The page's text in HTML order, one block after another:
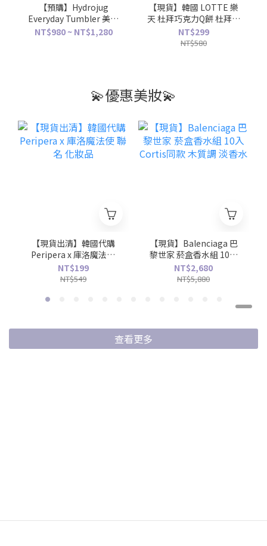
【預購】Hydrojug
Everyday Tumbler 美國
專利 陶瓷保溫 防漏吸管
NT$980 ~ NT$1,280
【現貨】韓國 LOTTE 樂
天 杜拜巧克力Q餅 杜拜巧
克力麻糬派 300g 10入/
盒
NT$299
NT$580
💫優惠美妝💫
【現貨出清】韓國代購
Peripera x 庫洛魔法使
聯名 化妝品
NT$199
NT$549
【現貨】Balenciaga 巴
黎世家 菸盒香水組 10入
Cortis同款 木質調 淡香
水
NT$2,680
NT$5,880
查看更多